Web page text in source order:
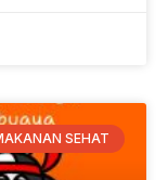
SEHAT